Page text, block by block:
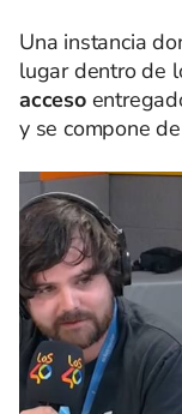
Una instancia
lugar dentro de
acceso
y se compone